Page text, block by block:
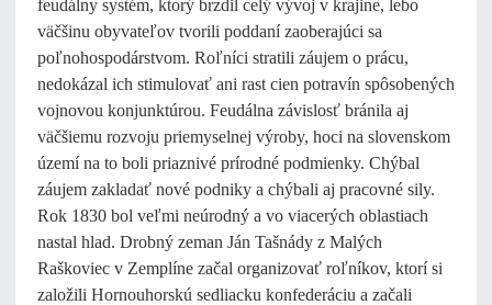
feudálny systém, ktorý brzdil celý vývoj v krajine, lebo
väčšinu obyvateľov tvorili poddaní zaoberajúci sa
poľnohospodárstvom. Roľníci stratili záujem o prácu,
nedokázal ich stimulovať ani rast cien potravín spôsobených
vojnovou konjunktúrou. Feudálna závislosť bránila aj
väčšiemu rozvoju priemyselnej výroby, hoci na slovenskom
území na to boli priaznivé prírodné podmienky. Chýbal
záujem zakladať nové podniky a chýbali aj pracovné sily.
Rok 1830 bol veľmi neúrodný a vo viacerých oblastiach
nastal hlad. Drobný zeman Ján Tašnády z Malých
Raškoviec v Zemplíne začal organizovať roľníkov, ktorí si
založili Hornouhorskú sedliacku konfederáciu a začali